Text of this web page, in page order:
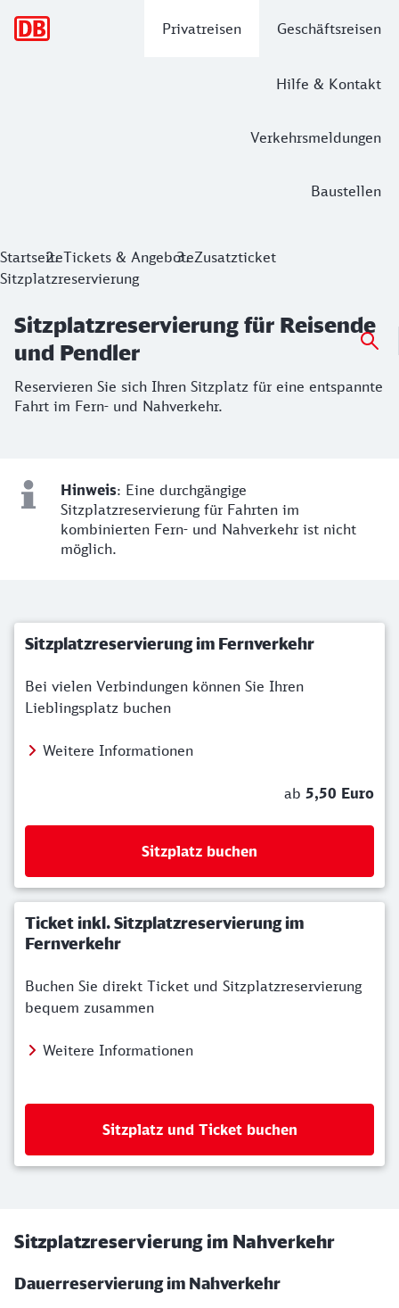
Privatreisen Geschäftsreisen
Hilfe & Kontakt
Verkehrsmeldungen
Baustellen
Sitzplatzreservierung für Reisende
Reservieren Sie sich Ihren Sitzplatz für eine entspannte
StartseiteTickets & AngeboteZusatzticket
Sitzplatzreservierung
Sitzplatzreservierung für Reisende
und Pendler
Reservieren Sie sich Ihren Sitzplatz für eine entspannte
Fahrt im Fern- und Nahverkehr.
Hinweis zu Sitzplatzreservierungen
Hinweis: Eine durchgängige
Sitzplatzreservierung für Fahrten im
kombinierten Fern- und Nahverkehr ist nicht
möglich.
Sitzplatzreservierung im Fernverkehr
Bei vielen Verbindungen können Sie Ihren
Lieblingsplatz buchen
Weitere Informationen
ab 5,50 Euro
Sitzplatz buchen
Ticket inkl. Sitzplatzreservierung im
Fernverkehr
Buchen Sie direkt Ticket und Sitzplatzreservierung
bequem zusammen
Weitere Informationen
Sitzplatz und Ticket buchen
Sitzplatzreservierung im Nahverkehr
Dauerreservierung im Nahverkehr